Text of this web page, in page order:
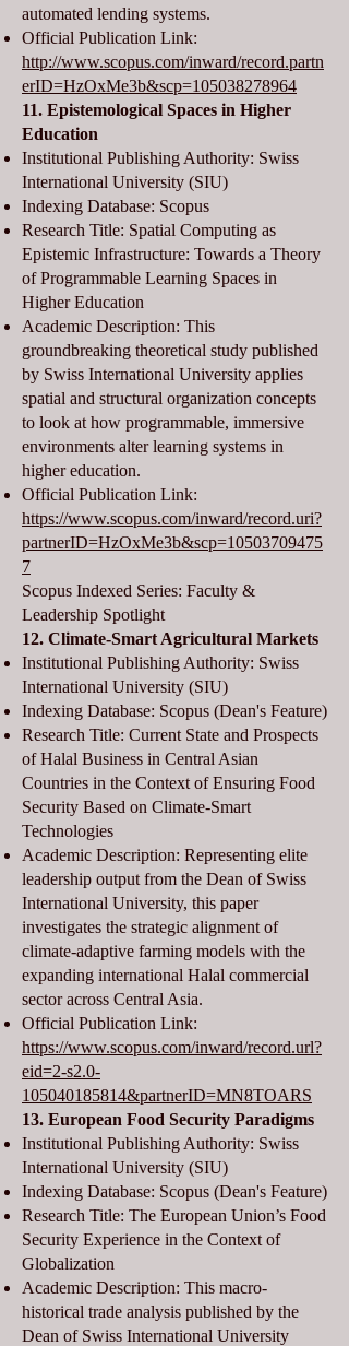
automated lending systems.
Official Publication Link:
http://www.scopus.com/inward/record.partn
erID=HzOxMe3b&scp=105038278964
11. Epistemological Spaces in Higher
Education
Institutional Publishing Authority: Swiss
International University (SIU)
Indexing Database: Scopus
Research Title: Spatial Computing as
Epistemic Infrastructure: Towards a Theory
of Programmable Learning Spaces in
Higher Education
Academic Description: This
groundbreaking theoretical study published
by Swiss International University applies
spatial and structural organization concepts
to look at how programmable, immersive
environments alter learning systems in
higher education.
Official Publication Link:
https://www.scopus.com/inward/record.uri?
partnerID=HzOxMe3b&scp=10503709475
7
Scopus Indexed Series: Faculty &
Leadership Spotlight
12. Climate-Smart Agricultural Markets
Institutional Publishing Authority: Swiss
International University (SIU)
Indexing Database: Scopus (Dean's Feature)
Research Title: Current State and Prospects
of Halal Business in Central Asian
Countries in the Context of Ensuring Food
Security Based on Climate-Smart
Technologies
Academic Description: Representing elite
leadership output from the Dean of Swiss
International University, this paper
investigates the strategic alignment of
climate-adaptive farming models with the
expanding international Halal commercial
sector across Central Asia.
Official Publication Link:
https://www.scopus.com/inward/record.url?
eid=2-s2.0-
105040185814&partnerID=MN8TOARS
13. European Food Security Paradigms
Institutional Publishing Authority: Swiss
International University (SIU)
Indexing Database: Scopus (Dean's Feature)
Research Title: The European Union’s Food
Security Experience in the Context of
Globalization
Academic Description: This macro-
historical trade analysis published by the
Dean of Swiss International University